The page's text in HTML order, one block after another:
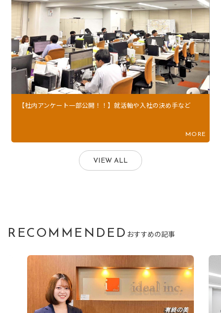
【社内アンケート一部公開！！】就活軸や入社の決め手など
MORE
VIEW ALL
RECOMMENDED おすすめの記事